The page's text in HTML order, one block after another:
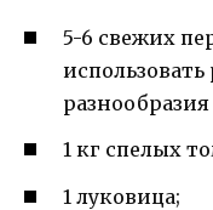
5-6 свежих
разнообразия
1 кг спелых
1 луковица;